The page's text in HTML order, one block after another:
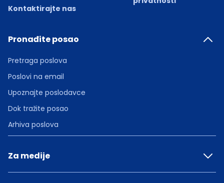
Kontaktirajte nas
Pronađite posao
Pretraga poslova
Poslovi na email
Upoznajte poslodavce
Dok tražite posao
Arhiva poslova
Za medije